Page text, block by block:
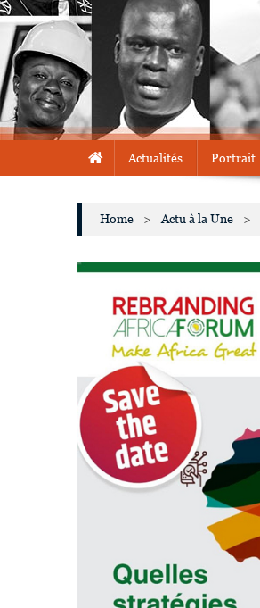
Actualités Portrait
Home > Actu à la Une >